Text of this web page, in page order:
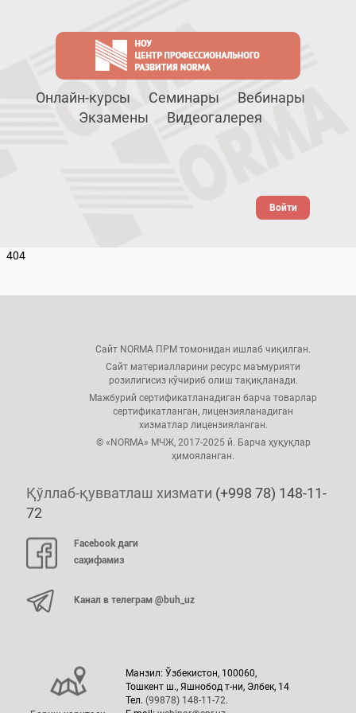
Онлайн-курсы Семинары
Вебинары
Экзамены
Видеогалерея
Войти
404
Сайт NORMA ПРМ томонидан ишлаб чиқилган.
Сайт материалларини ресурс маъмурияти
розилигисиз кўчириб олиш тақиқланади.
Мажбурий сертификатланадиган барча товарлар
сертификатланган, лицензияланадиган
хизматлар лицензияланган.
© «NORMA» МЧЖ, 2017-2025 й. Барча ҳуқуқлар
ҳимояланган.
Қўллаб-қувватлаш хизмати (+998 78) 148-11-
72
Facebook даги
саҳифамиз
Канал в телеграм @buh_uz
Манзил: Ўзбекистон, 100060,
Тошкент ш., Яшнобод т-ни, Элбек, 14
Тел. (99878) 148-11-72.